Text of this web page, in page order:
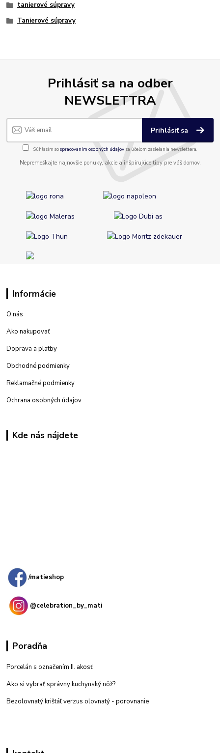
tanierové súpravy
Tanierové súpravy
Prihlásiť sa na odber
NEWSLETTRA
Prihlásiť sa
Súhlasím sospracovaním osobných údajov za účelom zasielania newslettera.
Nepremeškajte najnovšie ponuky, akcie a inšpirujúce tipy pre váš domov.
Informácie
O nás
Ako nakupovať
Doprava a platby
Obchodné podmienky
Reklamačné podmienky
Ochrana osobných údajov
Kde nás nájdete
/matieshop
@celebration_by_mati
Poradňa
Porcelán s označením II. akosť
Ako si vybrať správny kuchynský nôž?
Bezolovnatý krištáľ verzus olovnatý - porovnanie